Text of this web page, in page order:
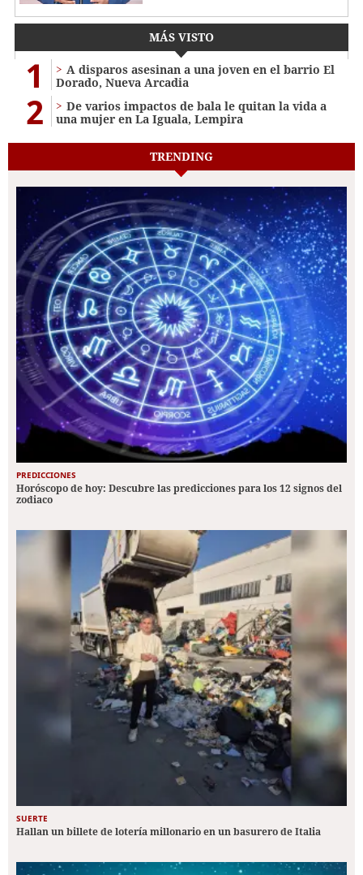
MÁS VISTO
1
A disparos asesinan a una joven en el barrio El
Dorado, Nueva Arcadia
2
De varios impactos de bala le quitan la vida a
una mujer en La Iguala, Lempira
TRENDING
PREDICCIONES
Horóscopo de hoy: Descubre las predicciones para los 12 signos del
zodiaco
SUERTE
Hallan un billete de lotería millonario en un basurero de Italia